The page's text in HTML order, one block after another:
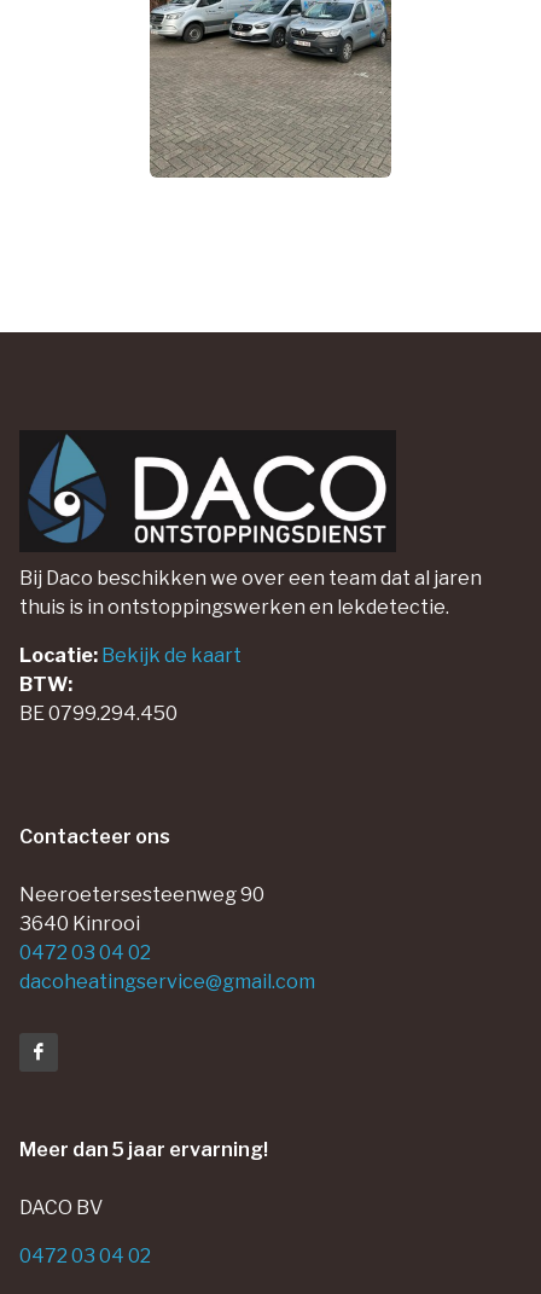
Bij Daco beschikken we over een team dat al jaren
thuis is in ontstoppingswerken en lekdetectie.
Locatie: Bekijk de kaart
BTW:
BE 0799.294.450
Contacteer ons
Neeroetersesteenweg 90
3640 Kinrooi
0472 03 04 02
dacoheatingservice@gmail.com
Meer dan 5 jaar ervarning!
DACO BV
0472 03 04 02